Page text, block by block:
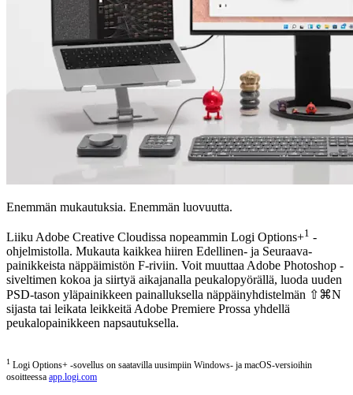
Enemmän mukautuksia. Enemmän luovuutta.
Liiku Adobe Creative Cloudissa nopeammin Logi Options+1 -
ohjelmistolla. Mukauta kaikkea hiiren Edellinen- ja Seuraava-
painikkeista näppäimistön F-riviin. Voit muuttaa Adobe Photoshop -
siveltimen kokoa ja siirtyä aikajanalla peukalopyörällä, luoda uuden
PSD-tason yläpainikkeen painalluksella näppäinyhdistelmän ⇧⌘N
sijasta tai leikata leikkeitä Adobe Premiere Prossa yhdellä
peukalopainikkeen napsautuksella.
1 Logi Options+ -sovellus on saatavilla uusimpiin Windows- ja macOS-versioihin
osoitteessa app.logi.com